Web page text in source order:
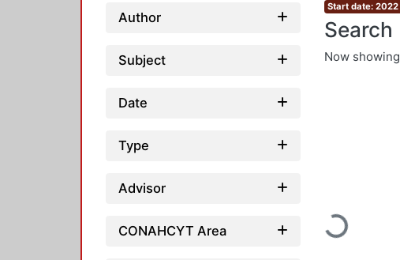
Author
Subject
Date
Type
Advisor
CONAHCYT Area
Start date: 2022
Search
Now showing
Loading...